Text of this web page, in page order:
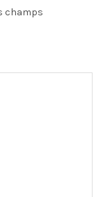
champs